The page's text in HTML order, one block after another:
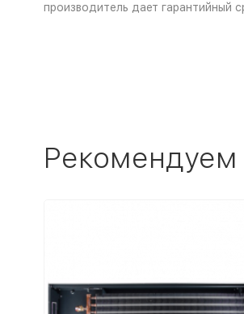
производитель дает гарантийный
Рекомендуем